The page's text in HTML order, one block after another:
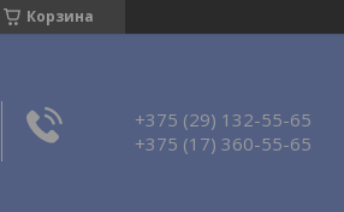
Корзина
+375 (29) 132-55-65
+375 (17) 360-55-65